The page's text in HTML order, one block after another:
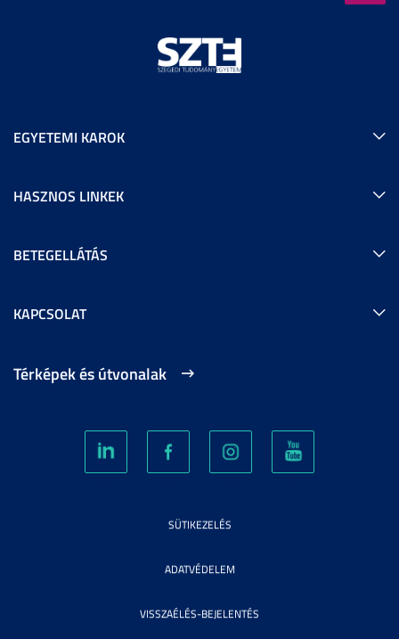
EGYETEMI KAROK
HASZNOS LINKEK
BETEGELLÁTÁS
KAPCSOLAT
Térképek és útvonalak
SÜTIKEZELÉS
ADATVÉDELEM
VISSZAÉLÉS-BEJELENTÉS